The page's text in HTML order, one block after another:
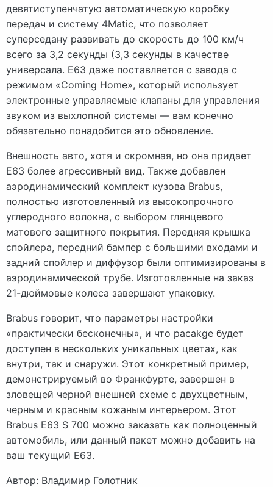
девятиступенчатую автоматическую коробку
передач и систему 4Matic, что позволяет
суперседану развивать до скорость до 100 км/ч
всего за 3,2 секунды (3,3 секунды в качестве
универсала. E63 даже поставляется с завода с
режимом «Coming Home», который использует
электронные управляемые клапаны для управления
звуком из выхлопной системы — вам конечно
обязательно понадобится это обновление.
Внешность авто, хотя и скромная, но она придает
E63 более агрессивный вид. Также добавлен
аэродинамический комплект кузова Brabus,
полностью изготовленный из высокопрочного
углеродного волокна, с выбором глянцевого
матового защитного покрытия. Передняя крышка
спойлера, передний бампер с большими входами и
задний спойлер и диффузор были оптимизированы в
аэродинамической трубе. Изготовленные на заказ
21-дюймовые колеса завершают упаковку.
Brabus говорит, что параметры настройки
«практически бесконечны», и что pacakge будет
доступен в нескольких уникальных цветах, как
внутри, так и снаружи. Этот конкретный пример,
демонстрируемый во Франкфурте, завершен в
зловещей черной внешней схеме с двухцветным,
черным и красным кожаным интерьером. Этот
Brabus E63 S 700 можно заказать как полноценный
автомобиль, или данный пакет можно добавить на
ваш текущий E63.
Автор: Владимир Голотник